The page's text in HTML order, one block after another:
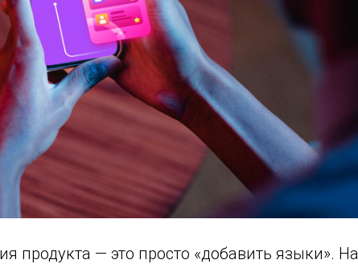
продукта — это просто «добавить языки». На